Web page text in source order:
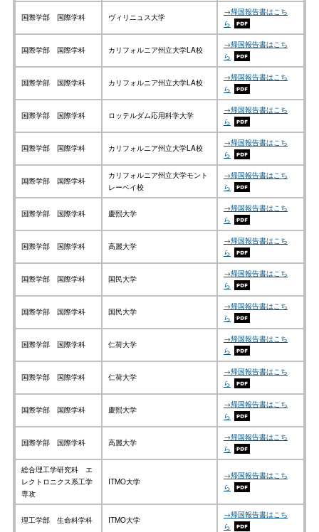
国際学部 国際学科 ヴィリニュス大学
→帰国報告書はこち
ら
国際学部 国際学科 カリフォルニア州立大学LA校
→帰国報告書はこち
ら
国際学部 国際学科 カリフォルニア州立大学LA校
→帰国報告書はこち
ら
国際学部 国際学科 ロッテルダム応用科学大学
→帰国報告書はこち
ら
国際学部 国際学科 カリフォルニア州立大学LA校
→帰国報告書はこち
ら
国際学部 国際学科
カリフォルニア州立大学モント
レーベイ校
→帰国報告書はこち
ら
国際学部 国際学科 慶熙大学
→帰国報告書はこち
ら
国際学部 国際学科 高麗大学
→帰国報告書はこち
ら
国際学部 国際学科 国民大学
→帰国報告書はこち
ら
国際学部 国際学科 国民大学
→帰国報告書はこち
ら
国際学部 国際学科 仁荷大学
→帰国報告書はこち
ら
国際学部 国際学科 仁荷大学
→帰国報告書はこち
ら
国際学部 国際学科 慶熙大学
→帰国報告書はこち
ら
国際学部 国際学科 高麗大学
→帰国報告書はこち
ら
総合理工学研究科 エ
レクトロニクス系工学
専攻
ITMO大学
→帰国報告書はこち
ら
理工学部 生命科学科 ITMO大学
→帰国報告書はこち
ら